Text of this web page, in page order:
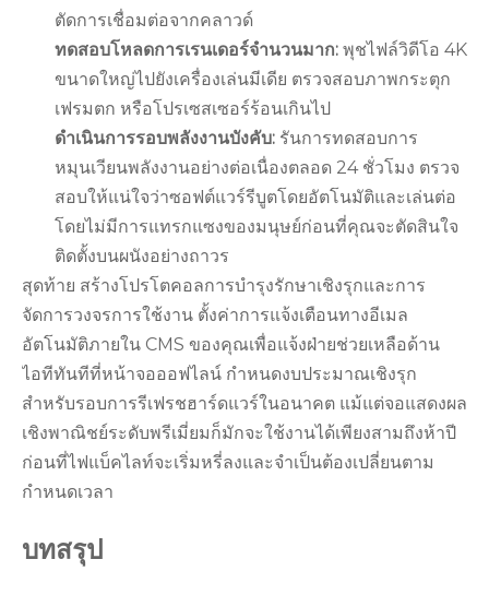
ตัดการเชื่อมต่อจากคลาวด์
ทดสอบโหลดการเรนเดอร์จำนวนมาก: พุชไฟล์วิดีโอ 4K
ขนาดใหญ่ไปยังเครื่องเล่นมีเดีย ตรวจสอบภาพกระตุก
เฟรมตก หรือโปรเซสเซอร์ร้อนเกินไป
ดำเนินการรอบพลังงานบังคับ: รันการทดสอบการ
หมุนเวียนพลังงานอย่างต่อเนื่องตลอด 24 ชั่วโมง ตรวจ
สอบให้แน่ใจว่าซอฟต์แวร์รีบูตโดยอัตโนมัติและเล่นต่อ
โดยไม่มีการแทรกแซงของมนุษย์ก่อนที่คุณจะตัดสินใจ
ติดตั้งบนผนังอย่างถาวร
สุดท้าย สร้างโปรโตคอลการบำรุงรักษาเชิงรุกและการ
จัดการวงจรการใช้งาน ตั้งค่าการแจ้งเตือนทางอีเมล
อัตโนมัติภายใน CMS ของคุณเพื่อแจ้งฝ่ายช่วยเหลือด้าน
ไอทีทันทีที่หน้าจอออฟไลน์ กำหนดงบประมาณเชิงรุก
สำหรับรอบการรีเฟรชฮาร์ดแวร์ในอนาคต แม้แต่จอแสดงผล
เชิงพาณิชย์ระดับพรีเมี่ยมก็มักจะใช้งานได้เพียงสามถึงห้าปี
ก่อนที่ไฟแบ็คไลท์จะเริ่มหรี่ลงและจำเป็นต้องเปลี่ยนตาม
กำหนดเวลา
บทสรุป